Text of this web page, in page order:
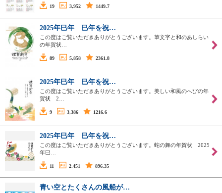
19 3,952 1449.7
2025年巳年 巳年を祝…
この度はご覧いただきありがとうございます。筆文字と和のあしらい
の年賀状…
89 5,858 2361.8
2025年巳年 巳年を祝…
この度はご覧いただきありがとうございます。美しい和風のへびの年
賀状 2…
9 3,386 1216.6
2025年巳年 巳年を祝…
この度はご覧いただきありがとうございます。蛇の舞の年賀状 2025
年巳…
11 2,451 896.35
青い空とたくさんの風船が…